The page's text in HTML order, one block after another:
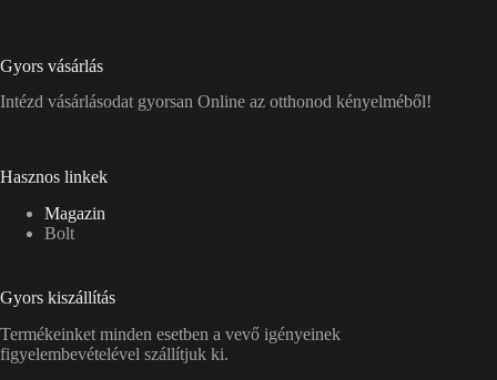
Gyors vásárlás
Intézd vásárlásodat gyorsan Online az otthonod kényelméből!
Hasznos linkek
Magazin
Bolt
Gyors kiszállítás
Termékeinket minden esetben a vevő igényeinek
figyelembevételével szállítjuk ki.